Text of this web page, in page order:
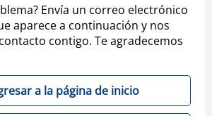
Envía un correo electrónico
aparece a continuación y nos
contigo. Te agradecemos
a la página de inicio